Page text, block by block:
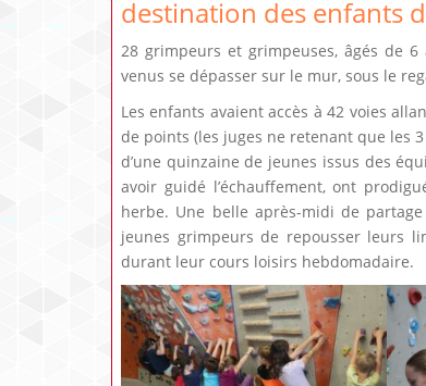
destination des enfants
28 grimpeurs et grimpeuses, âgés de
venus se dépasser sur le mur, sous le
Les enfants avaient accès à 42 voies
de points (les juges ne retenant que les
d’une quinzaine de jeunes issus des
avoir guidé l’échauffement, ont
herbe. Une belle après-midi de
jeunes grimpeurs de repousser leurs
durant leur cours loisirs hebdomadaire.